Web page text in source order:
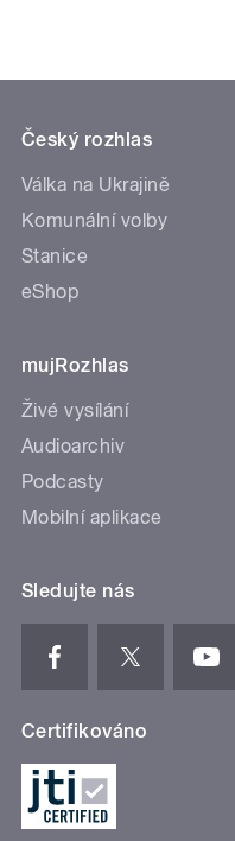
Český rozhlas
Válka na Ukrajině
Komunální volby
Stanice
eShop
mujRozhlas
Živé vysílání
Audioarchiv
Podcasty
Mobilní aplikace
Sledujte nás
Certifikováno